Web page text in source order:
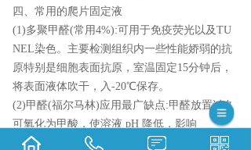
四、常用的爬片固定液
(1)多聚甲醛(常用4%):可用于免疫荧光以及TU
NEL染色。主要检测组织内一些性能娇弱的抗
原特别是细胞表面抗原，室温固定15分钟后，
将表面液体吹干，入-20℃保存。
(2)甲醛(福尔马林)应用最广缺点:甲醛放置过久
可氧化为甲酸，使溶液 pH 降低，影响
染色;分子间交联形成的网格结构可能部分或完